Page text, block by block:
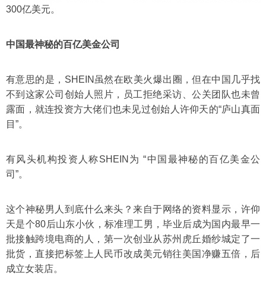
300亿美元。
中国最神秘的百亿美金公司
有意思的是，SHEIN虽然在欧美火爆出圈，但在中国几乎找
不到这家公司创始人照片，员工拒绝采访、公关团队也未曾
露面，就连投资方大佬们也未见过创始人许仰天的“庐山真面
目”。
有风头机构投资人称SHEIN为 “中国最神秘的百亿美金公
司”。
这个神秘男人到底什么来头？来自于网络的资料显示，许仰
天是个80后山东小伙，标准理工男，毕业后成为国内最早一
批接触跨境电商的人，第一次创业从苏州虎丘婚纱城定了一
批货，直接把标签上人民币改成美元销往美国净赚五倍，后
成立女装店。